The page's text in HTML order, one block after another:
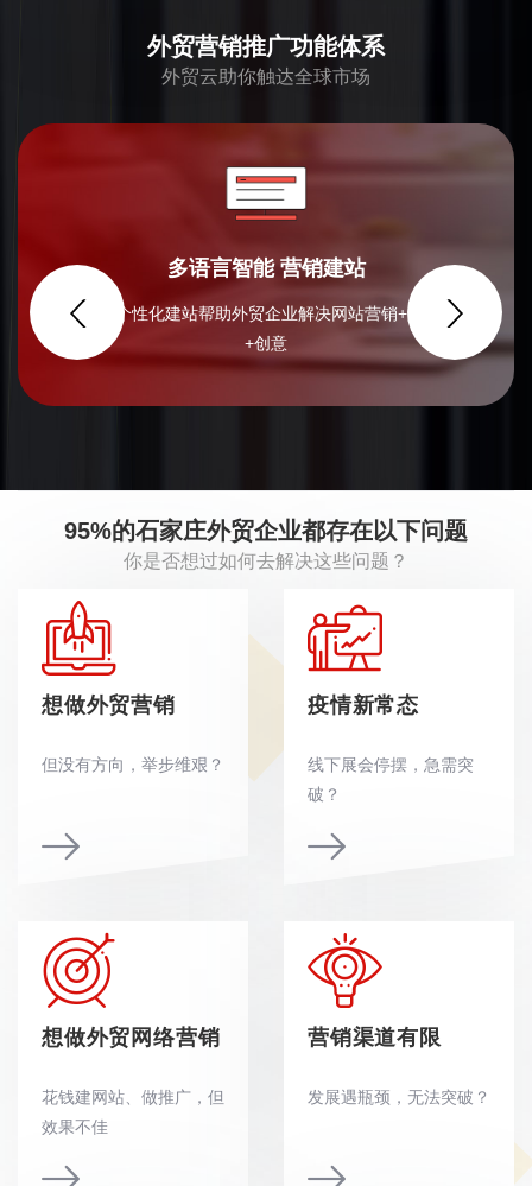
外贸营销推广功能体系
外贸云助你触达全球市场
多语言智能营销建站
智能化、个性化建站帮助外贸企业解决网站营销+品牌+管理
+创意
95%的石家庄外贸企业都存在以下问题
你是否想过如何去解决这些问题？
想做外贸营销
但没有方向，举步维艰？
疫情新常态
线下展会停摆，急需突
破？
想做外贸网络营销
花钱建网站、做推广，但
效果不佳
营销渠道有限
发展遇瓶颈，无法突破？